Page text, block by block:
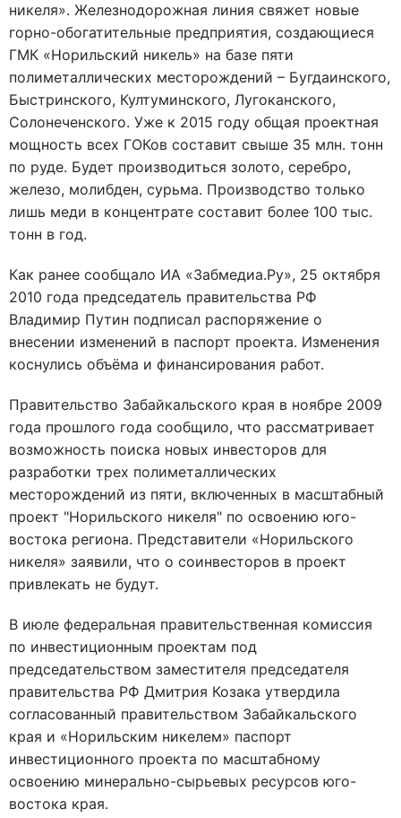
никеля». Железнодорожная линия свяжет новые
горно-обогатительные предприятия, создающиеся
ГМК «Норильский никель» на базе пяти
полиметаллических месторождений – Бугдаинского,
Быстринского, Култуминского, Лугоканского,
Солонеченского. Уже к 2015 году общая проектная
мощность всех ГОКов составит свыше 35 млн. тонн
по руде. Будет производиться золото, серебро,
железо, молибден, сурьма. Производство только
лишь меди в концентрате составит более 100 тыс.
тонн в год.
Как ранее сообщало ИА «Забмедиа.Ру», 25 октября
2010 года председатель правительства РФ
Владимир Путин подписал распоряжение о
внесении изменений в паспорт проекта. Изменения
коснулись объёма и финансирования работ.
Правительство Забайкальского края в ноябре 2009
года прошлого года сообщило, что рассматривает
возможность поиска новых инвесторов для
разработки трех полиметаллических
месторождений из пяти, включенных в масштабный
проект "Норильского никеля" по освоению юго-
востока региона. Представители «Норильского
никеля» заявили, что о соинвесторов в проект
привлекать не будут.
В июле федеральная правительственная комиссия
по инвестиционным проектам под
председательством заместителя председателя
правительства РФ Дмитрия Козака утвердила
согласованный правительством Забайкальского
края и «Норильским никелем» паспорт
инвестиционного проекта по масштабному
освоению минерально-сырьевых ресурсов юго-
востока края.